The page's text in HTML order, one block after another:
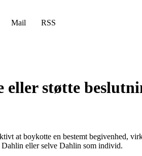
Mail RSS
støtte
at boykotte en bestemt begivenhed,
eller selve Dahlin som individ.